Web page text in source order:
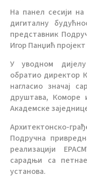
На панел сесији
дигиталну
представник
Игор Панџић
У уводном
обратио директор
нагласио значај
друштава, Коморе
Академске
Архитектонско-
Подручна
реализацији
сарадњи са
установа.